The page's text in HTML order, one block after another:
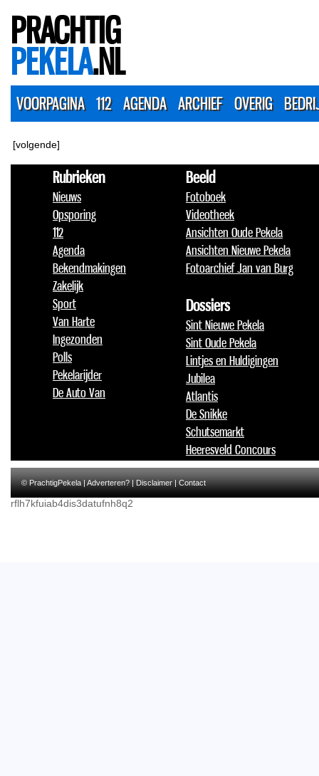
PRACHTIG
PEKELA.NL
VOORPAGINA 112 AGENDA ARCHIEF OVERIG
[volgende]
Rubrieken
Nieuws
Opsporing
112
Agenda
Bekendmakingen
Zakelijk
Sport
Van Harte
Ingezonden
Polls
Pekelarijder
De Auto Van
Beeld
Fotoboek
Videotheek
Ansichten Oude Pekela
Ansichten Nieuwe Pekela
Fotoarchief Jan van Burg
Dossiers
Sint Nieuwe Pekela
Sint Oude Pekela
Lintjes en Huldigingen
Jubilea
Atlantis
De Snikke
Schutsemarkt
Heeresveld Concours
© PrachtigPekela |Adverteren?|Disclaimer|Contact
rflh7kfuiab4dis3datufnh8q2